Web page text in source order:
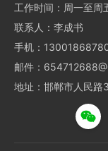
工作时间：周一至
联系人：李成书
手机：
邮件：
地址：邯郸市人民